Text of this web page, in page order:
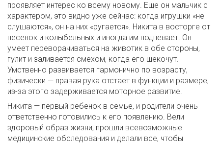
проявляет интерес ко всему новому. Еще он мальчик с
характером, это видно уже сейчас: когда игрушки «не
слушаются», он на них «ругается». Никита в восторге от
песенок и колыбельных и иногда им подпевает. Он
умеет переворачиваться на животик в обе стороны,
гулит и заливается смехом, когда его щекочут.
Умственно развивается гармонично по возрасту,
физически — правая рука отстает в функции и размере,
из-за этого задерживается моторное развитие.
Никита — первый ребенок в семье, и родители очень
ответственно готовились к его появлению. Вели
здоровый образ жизни, прошли всевозможные
медицинские обследования и делали все, чтобы